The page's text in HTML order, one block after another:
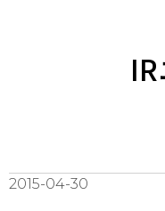
2015-04-30